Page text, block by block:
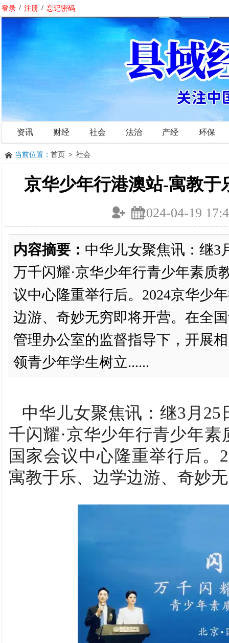
登录 / 注册 / 忘记密码
资讯 财经 社会 法治 产经 环保
当前位置： 首页 > 社会
京华少年行港澳站-寓教于
2024-04-19
内容摘要： 中华儿女聚焦讯：继3
万千闪耀·京华少年行青少年素质
议中心隆重举行后。2024京华少
边游、奇妙无穷即将开营。在全
管理办公室的监督指导下，开展
领青少年学生树立......
中华儿女聚焦讯：继3月
千闪耀·京华少年行青少年
国家会议中心隆重举行后。
寓教于乐、边学边游、奇妙